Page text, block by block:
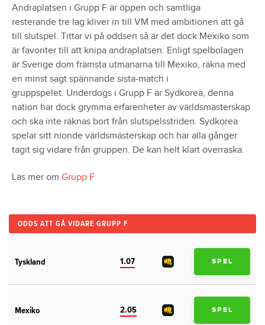
Andraplatsen i Grupp F är öppen och samtliga
resterande tre lag kliver in till VM med ambitionen att gå
till slutspel. Tittar vi på oddsen så är det dock Mexiko som
är favoriter till att knipa andraplatsen. Enligt spelbolagen
är Sverige dom främsta utmanarna till Mexiko, räkna med
en minst sagt spännande sista-match i
gruppspelet. Underdogs i Grupp F är Sydkorea, denna
nation har dock grymma erfarenheter av världsmästerskap
och ska inte räknas bort från slutspelsstriden. Sydkorea
spelar sitt nionde världsmästerskap och har alla gånger
tagit sig vidare från gruppen. De kan helt klart överraska.
Läs mer om Grupp F
ODDS ATT GÅ VIDARE GRUPP F
Tyskland 1.07 SPEL
Mexiko 2.05 SPEL